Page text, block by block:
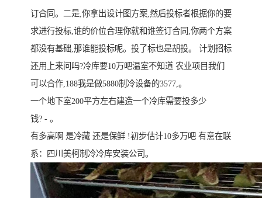
订合同。二是,你拿出设计图方案,然后投标者根据你的要
求进行投标,谁的价位合理你就和谁签订合同,你两个方案
都没有基础,那谁能投标呢。投了标也是胡投。 计划招标
还用上来问吗?冷库要10万吧温室不知道 农业项目我们
可以合作,188我是做5880制冷设备的3577,。
一个地下室200平方左右建造一个冷库需要投多少
钱? - 。
有多高啊 是冷藏 还是保鲜 !初步估计10多万吧 有意在联
系：四川美柯制冷冷库安装公司。